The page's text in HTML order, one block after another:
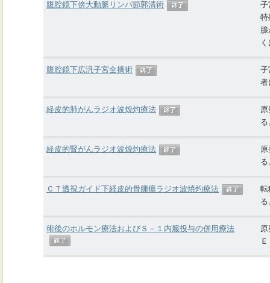
腹腔鏡下傍大動脈リンパ節郭清術
子
特
腹腔鏡下広汎子宮全摘術
子
者
経皮的肺がんラジオ波焼灼療法
る
経皮的腎がんラジオ波焼灼療法
る
ＣＴ透視ガイド下経皮的骨腫瘍ラジオ波焼灼療法
転
術後のホルモン療法およびＳ－１内服投与の併用療法